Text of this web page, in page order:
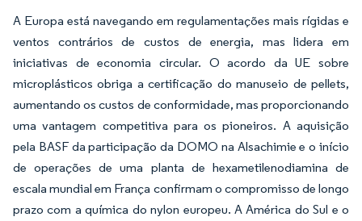
A Europa está navegando em regulamentações mais rígidas e
ventos contrários de custos de energia, mas lidera em
iniciativas de economia circular. O acordo da UE sobre
microplásticos obriga a certificação do manuseio de pellets,
aumentando os custos de conformidade, mas proporcionando
uma vantagem competitiva para os pioneiros. A aquisição
pela BASF da participação da DOMO na Alsachimie e o início
de operações de uma planta de hexametilenodiamina de
escala mundial em França confirmam o compromisso de longo
prazo com a química do nylon europeu. A América do Sul e o